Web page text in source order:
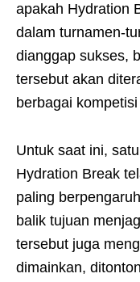
apakah Hydration
dalam turnamen-
dianggap sukses,
tersebut akan
berbagai
Untuk saat ini,
Hydration Break
paling
balik tujuan
tersebut juga
dimainkan,